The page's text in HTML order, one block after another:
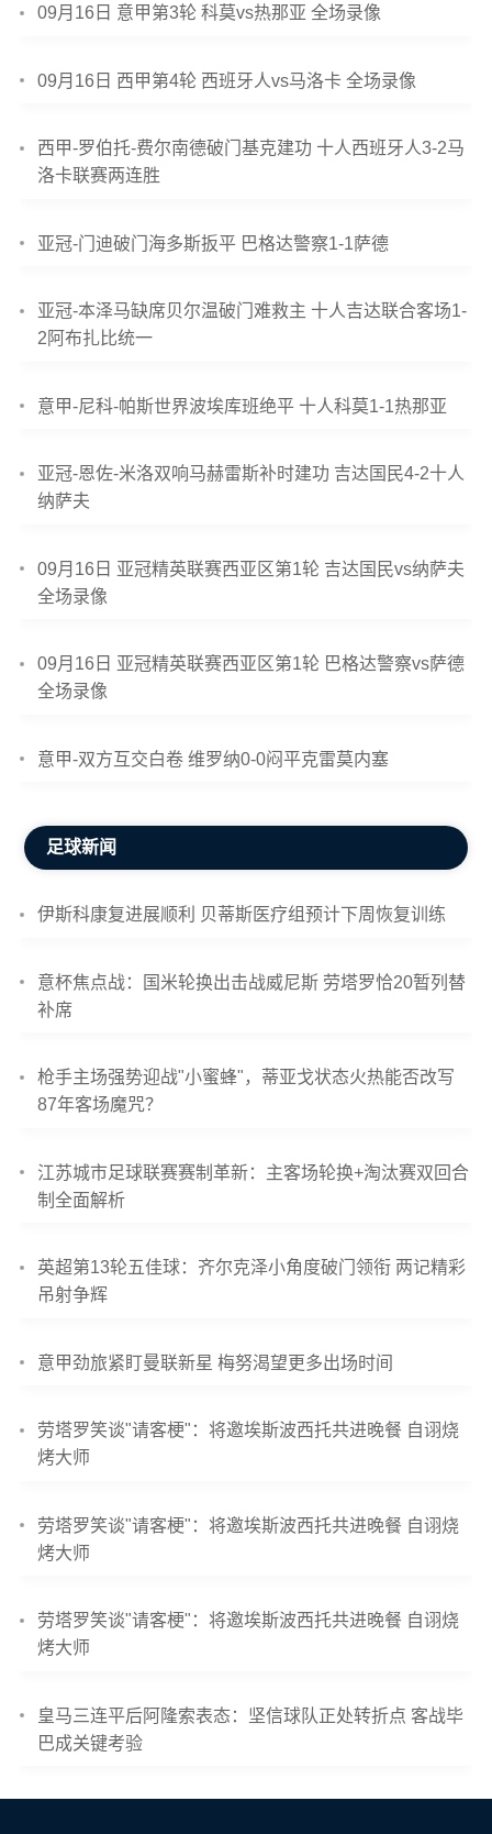
09月16日 意甲第3轮 科莫vs热那亚 全场录像
09月16日 西甲第4轮 西班牙人vs马洛卡 全场录像
西甲-罗伯托-费尔南德破门基克建功 十人西班牙人3-2马
洛卡联赛两连胜
亚冠-门迪破门海多斯扳平 巴格达警察1-1萨德
亚冠-本泽马缺席贝尔温破门难救主 十人吉达联合客场1-
2阿布扎比统一
意甲-尼科-帕斯世界波埃库班绝平 十人科莫1-1热那亚
亚冠-恩佐-米洛双响马赫雷斯补时建功 吉达国民4-2十人
纳萨夫
09月16日 亚冠精英联赛西亚区第1轮 吉达国民vs纳萨夫
全场录像
09月16日 亚冠精英联赛西亚区第1轮 巴格达警察vs萨德
全场录像
意甲-双方互交白卷 维罗纳0-0闷平克雷莫内塞
足球新闻
伊斯科康复进展顺利 贝蒂斯医疗组预计下周恢复训练
意杯焦点战：国米轮换出击战威尼斯 劳塔罗恰20暂列替
补席
枪手主场强势迎战"小蜜蜂"，蒂亚戈状态火热能否改写
87年客场魔咒？
江苏城市足球联赛赛制革新：主客场轮换+淘汰赛双回合
制全面解析
英超第13轮五佳球：齐尔克泽小角度破门领衔 两记精彩
吊射争辉
意甲劲旅紧盯曼联新星 梅努渴望更多出场时间
劳塔罗笑谈"请客梗"：将邀埃斯波西托共进晚餐 自诩烧
烤大师
劳塔罗笑谈"请客梗"：将邀埃斯波西托共进晚餐 自诩烧
烤大师
劳塔罗笑谈"请客梗"：将邀埃斯波西托共进晚餐 自诩烧
烤大师
皇马三连平后阿隆索表态：坚信球队正处转折点 客战毕
巴成关键考验